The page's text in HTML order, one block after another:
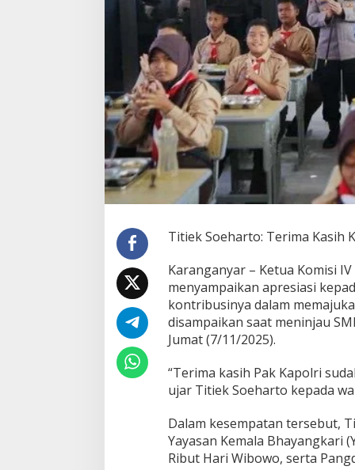
m
a
K
a
s
i
h
K
a
p
o
l
i
u
h
I
k
u
t
P
r
b
i
i
P
Titiek Soeharto: Terima Kasih
Karanganyar – Ketua Komisi
menyampaikan apresiasi
kontribusinya dalam
disampaikan saat meninjau
Jumat (7/11/2025).
“Terima kasih Pak Kapolri
ujar Titiek Soeharto kepada
Dalam kesempatan tersebut,
Yayasan Kemala Bhayangkari
Ribut Hari Wibowo, serta